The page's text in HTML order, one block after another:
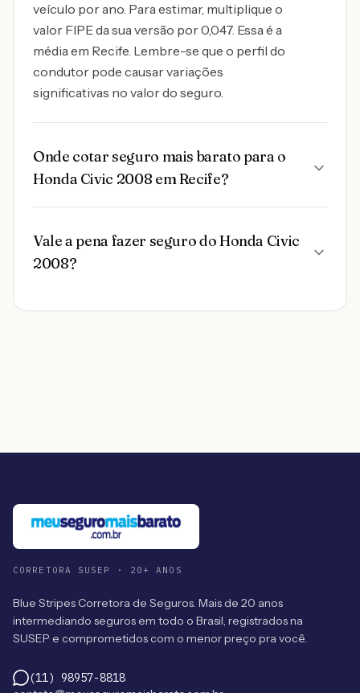
veículo por ano. Para estimar, multiplique o
valor FIPE da sua versão por 0,047. Essa é a
média em Recife. Lembre-se que o perfil do
condutor pode causar variações
significativas no valor do seguro.
Onde cotar seguro mais barato para o
Honda Civic 2008 em Recife?
Vale a pena fazer seguro do Honda Civic
2008?
CORRETORA SUSEP · 20+ ANOS
Blue Stripes Corretora de Seguros. Mais de 20 anos
intermediando seguros em todo o Brasil, registrados na
SUSEP e comprometidos com o menor preço pra você.
(11) 98957-8818